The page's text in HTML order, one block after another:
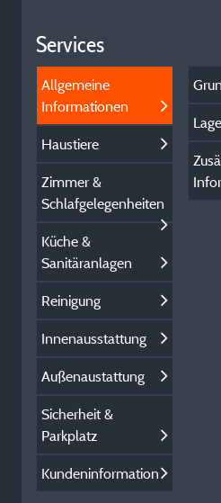
Services
Allgemeine
Informationen
Haustiere
Zimmer &
Schlafgelegenheiten
Küche &
Sanitäranlagen
Reinigung
Innenausstattung
Außenaustattung
Sicherheit &
Parkplatz
Kundeninformation
Lage